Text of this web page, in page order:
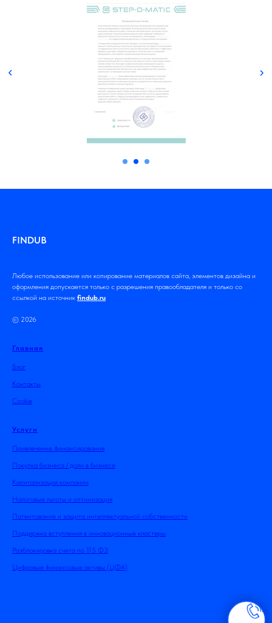
FINDUB
Любое использование или копирование материалов сайта, элементов дизайна и
оформления допускается только с разрешения правообладателя и только со
ссылкой на источник findub.ru
© 2026
Главная
Блог
Контакты
Cookie
Услуги
Привлечение финансирования
Покупка бизнеса / доли в бизнесе
Капитализация компании
Налоговые льготы и оптимизация
Патентование и защита интеллектуальной собственности
Поддержка вступления в инновационные кластеры
Разблокировка счета по 115 ФЗ
Цифровые финансовые активы (ЦФА)